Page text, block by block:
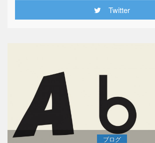
Twitter
ブログ